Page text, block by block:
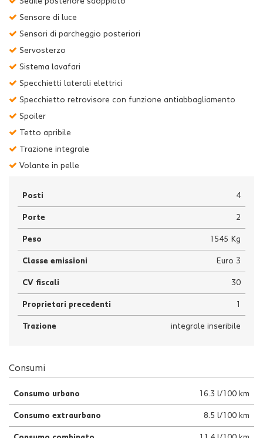
Sensore di luce
Sensori di parcheggio posteriori
Servosterzo
Sistema lavafari
Specchietti laterali elettrici
Specchietto retrovisore con funzione antiabbagliamento
Spoiler
Tetto apribile
Trazione integrale
Volante in pelle
Posti 4
Porte 2
Peso 1545 Kg
Classe emissioni Euro 3
CV fiscali 30
Proprietari precedenti 1
Trazione integrale inseribile
Consumi
Consumo urbano 16.3 l/100 km
Consumo extraurbano 8.5 l/100 km